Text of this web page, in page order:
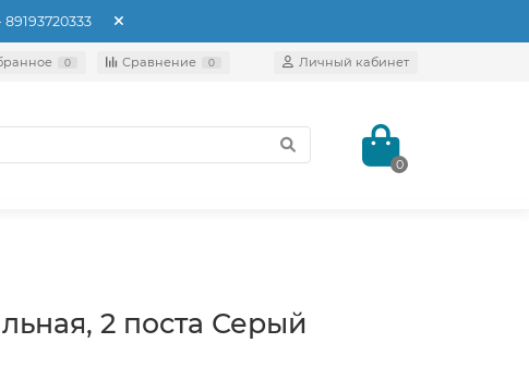
0 Сравнение 0 Личный кабинет
0
2 поста Серый